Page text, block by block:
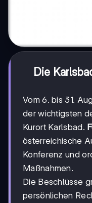
Die
Vom 6. bis 31.
der wichtigsten
Kurort Karlsbad.
österreichische
Konferenz und
Maßnahmen.
Die Beschlüsse
persönlichen